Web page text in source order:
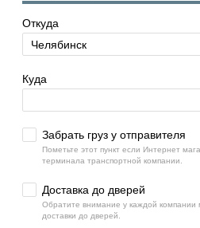
Откуда
Куда
Забрать груз у отправителя
Пометьте этот пункт если Интернет
терминала транспортной компании.
Доставка до дверей
Обратите внимание у каждой компании
доставки до дверей.